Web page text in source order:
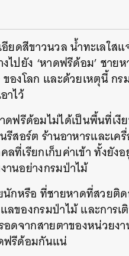
ยดสีขาวนวล น้ำทะเลใ
ไปยัง ‘หาดฟรีด้อม’ ชา
งโลก และด้วยเหตุนี้ ก
าไว้
ฟรีด้อมไม่ได้เป็นพื้นที่เ
รีสอร์ต ร้านอาหารและ
ที่เรียกเก็บค่าเข้า ทั้งยัง
นอย่างกรมป่าไม้
นักหรือ ที่ชายหาดที่สวย
ของกรมป่าไม้ และการเ
ดจากสายตาของหน่วยง
ฟรีด้อมกันแน่